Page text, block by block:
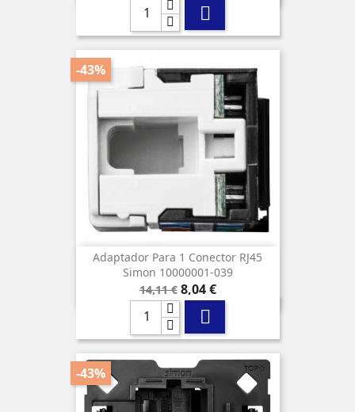

Adaptador Para 1 Conector RJ45
Simon 10000001-039
Precio
base
14,11 €
-43%
Precio
8,04 €

-43%